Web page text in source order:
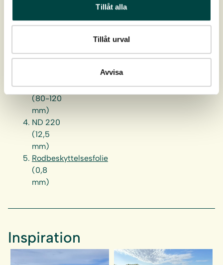
Tillåt alla
Tillåt urval
Avvisa
100/40
skivor,
av artval
(80-120
mm)
ND 220
(12,5
mm)
Rodbeskyttelsesfolie
(0,8
mm)
Inspiration